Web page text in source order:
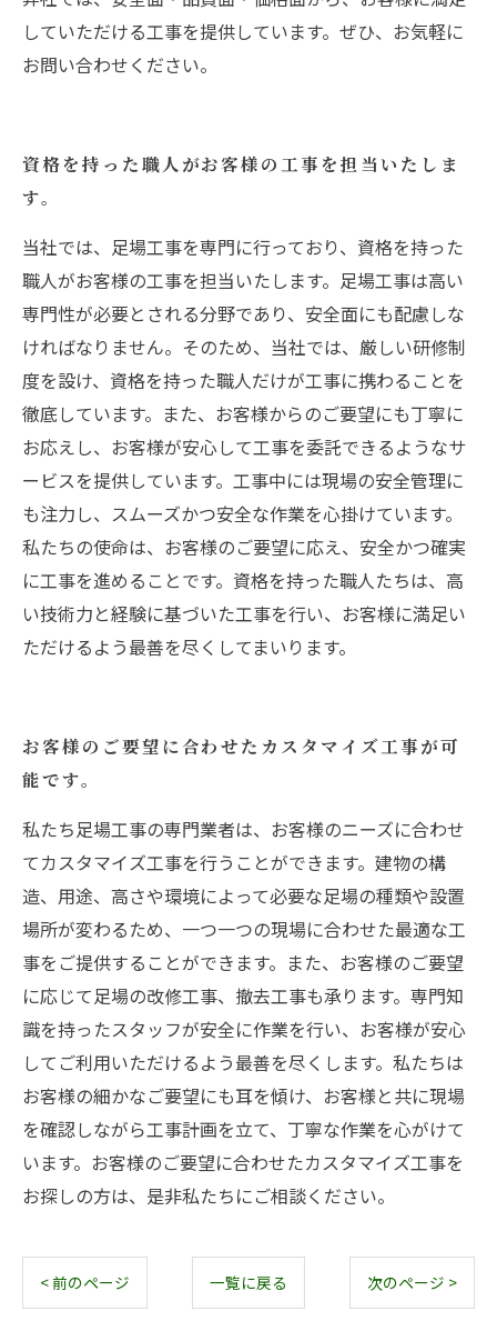
していただける工事を提供しています。ぜひ、お気軽に
お問い合わせください。
資格を持った職人がお客様の工事を担当いたしま
す。
当社では、足場工事を専門に行っており、資格を持った
職人がお客様の工事を担当いたします。足場工事は高い
専門性が必要とされる分野であり、安全面にも配慮しな
ければなりません。そのため、当社では、厳しい研修制
度を設け、資格を持った職人だけが工事に携わることを
徹底しています。また、お客様からのご要望にも丁寧に
お応えし、お客様が安心して工事を委託できるようなサ
ービスを提供しています。工事中には現場の安全管理に
も注力し、スムーズかつ安全な作業を心掛けています。
私たちの使命は、お客様のご要望に応え、安全かつ確実
に工事を進めることです。資格を持った職人たちは、高
い技術力と経験に基づいた工事を行い、お客様に満足い
ただけるよう最善を尽くしてまいります。
お客様のご要望に合わせたカスタマイズ工事が可
能です。
私たち足場工事の専門業者は、お客様のニーズに合わせ
てカスタマイズ工事を行うことができます。建物の構
造、用途、高さや環境によって必要な足場の種類や設置
場所が変わるため、一つ一つの現場に合わせた最適な工
事をご提供することができます。また、お客様のご要望
に応じて足場の改修工事、撤去工事も承ります。専門知
識を持ったスタッフが安全に作業を行い、お客様が安心
してご利用いただけるよう最善を尽くします。私たちは
お客様の細かなご要望にも耳を傾け、お客様と共に現場
を確認しながら工事計画を立て、丁寧な作業を心がけて
います。お客様のご要望に合わせたカスタマイズ工事を
お探しの方は、是非私たちにご相談ください。
< 前のページ 一覧に戻る 次のページ >